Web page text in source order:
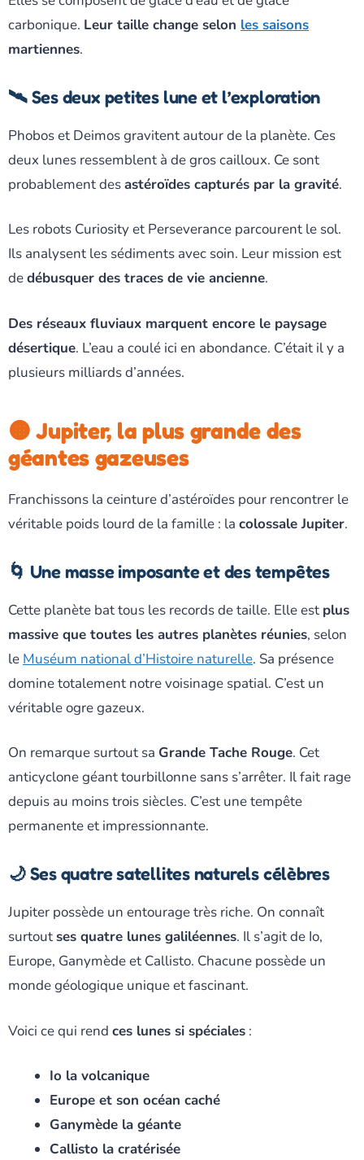
carbonique. Leur taille change selon les saisons
martiennes.
🛰️ Ses deux petites lune et l’exploration
Phobos et Deimos gravitent autour de la planète. Ces
deux lunes ressemblent à de gros cailloux. Ce sont
probablement desastéroïdes capturés par la gravité.
Les robots Curiosity et Perseverance parcourent le sol.
Ils analysent les sédiments avec soin. Leur mission est
dedébusquer des traces de vie ancienne.
Des réseaux fluviaux marquent encore le paysage
désertique. L’eau a coulé ici en abondance. C’était il y a
plusieurs milliards d’années.
🟠 Jupiter, la plus grande des
géantes gazeuses
Franchissons la ceinture d’astéroïdes pour rencontrer le
véritable poids lourd de la famille : la colossale Jupiter.
🌀 Une masse imposante et des tempêtes
Cette planète bat tous les records de taille. Elle est plus
massive que toutes les autres planètes réunies, selon
le Muséum national d’Histoire naturelle. Sa présence
domine totalement notre voisinage spatial. C’est un
véritable ogre gazeux.
On remarque surtout sa Grande Tache Rouge. Cet
anticyclone géant tourbillonne sans s’arrêter. Il fait rage
depuis au moins trois siècles. C’est une tempête
permanente et impressionnante.
🌙 Ses quatre satellites naturels célèbres
Jupiter possède un entourage très riche. On connaît
surtoutses quatre lunes galiléennes. Il s’agit de Io,
Europe, Ganymède et Callisto. Chacune possède un
monde géologique unique et fascinant.
Voici ce qui rend ces lunes si spéciales :
Io la volcanique
Europe et son océan caché
Ganymède la géante
Callisto la cratérisée